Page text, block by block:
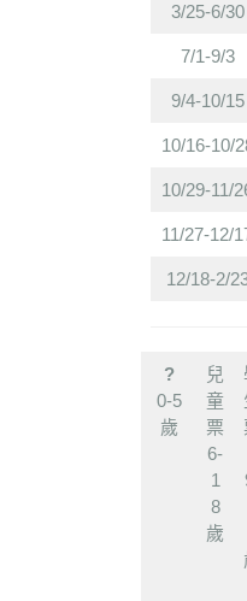
3/25-6/30
7/1-9/3
9/4-10/15
10/16-10/
10/29-11/
11/27-12/
12/18-2/
?
0-5
歲
兒
童
票
6-
1
8
歲